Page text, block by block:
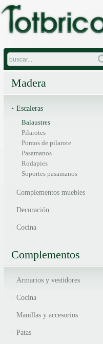
Madera
Escaleras
Balaustres
Pilarotes
Pomos de pilarote
Pasamanos
Rodapies
Soportes pasamanos
Complementos muebles
Decoración
Cocina
Complementos
Armarios y vestidores
Cocina
Manillas y accesorios
Patas